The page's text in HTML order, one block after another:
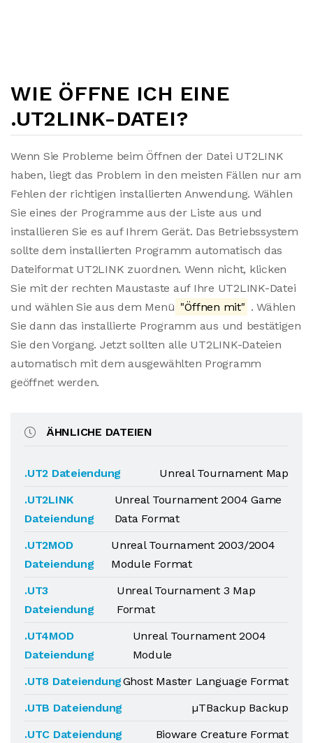
WIE ÖFFNE ICH EINE
.UT2LINK-DATEI?
Wenn Sie Probleme beim Öffnen der Datei UT2LINK
haben, liegt das Problem in den meisten Fällen nur am
Fehlen der richtigen installierten Anwendung. Wählen
Sie eines der Programme aus der Liste aus und
installieren Sie es auf Ihrem Gerät. Das Betriebssystem
sollte dem installierten Programm automatisch das
Dateiformat UT2LINK zuordnen. Wenn nicht, klicken
Sie mit der rechten Maustaste auf Ihre UT2LINK-Datei
und wählen Sie aus dem Menü "Öffnen mit" . Wählen
Sie dann das installierte Programm aus und bestätigen
Sie den Vorgang. Jetzt sollten alle UT2LINK-Dateien
automatisch mit dem ausgewählten Programm
geöffnet werden.
ÄHNLICHE DATEIEN
.UT2 Dateiendung
Unreal Tournament Map
.UT2LINK
Dateiendung
Unreal Tournament 2004 Game
Data Format
.UT2MOD
Dateiendung
Unreal Tournament 2003/2004
Module Format
.UT3
Dateiendung
Unreal Tournament 3 Map
Format
.UT4MOD
Dateiendung
Unreal Tournament 2004
Module
.UT8 DateiendungGhost Master Language Format
.UTB Dateiendung
µTBackup Backup
.UTC Dateiendung
Bioware Creature Format